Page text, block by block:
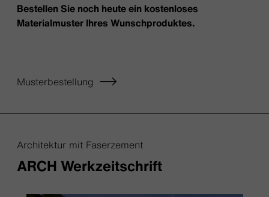
Bestellen Sie noch heute ein kostenloses
Materialmuster Ihres Wunschproduktes.
Musterbestellung
Architektur mit Faserzement
ARCH Werkzeitschrift